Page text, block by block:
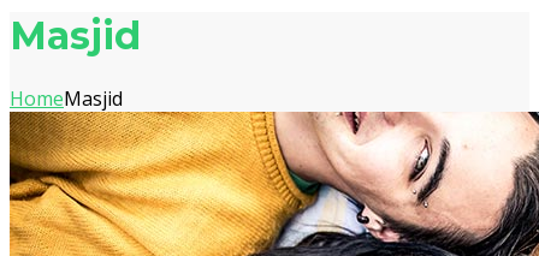
Masjid
HomeMasjid